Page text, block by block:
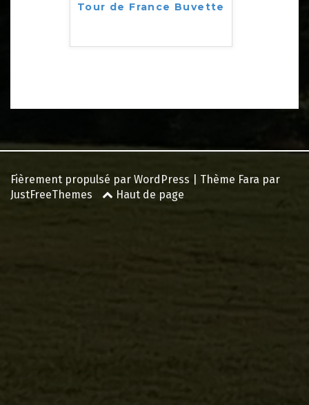
Tour de France Buvette
Fièrement propulsé par WordPress Thème Fara par
JustFreeThemes
Haut de page